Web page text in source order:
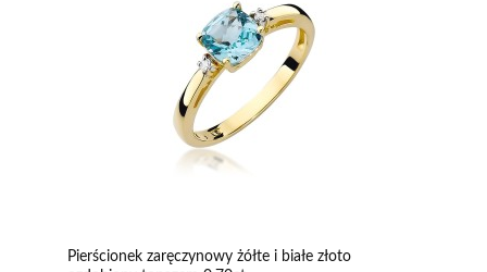
Pierścionek zaręczynowy żółte i białe złoto